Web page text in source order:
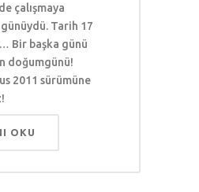
çalışmaya
günüydü. Tarih 17
Bir başka günü
doğumgünü!
2011 sürümüne
OKU